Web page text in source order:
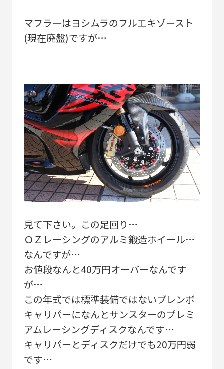
マフラーはヨシムラのフルエキゾースト
(現在廃盤)ですが…
見て下さい。この足回り…
ＯＺレーシングのアルミ鍛造ホイール…
なんですが…
お値段なんと40万円オーバーなんです
が…
この年式では標準装備ではないブレンボ
キャリパーになんとサンスターのプレミ
アムレーシングディスクなんです…
キャリパーとディスクだけでも20万円弱
です…